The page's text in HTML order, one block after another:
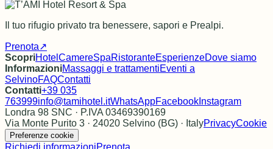
Il tuo rifugio privato tra benessere, sapori e Prealpi.
Prenota↗
ScopriHotel CamereSpaRistoranteEsperienzeDove siamo
InformazioniMassaggi e trattamentiEventi a
SelvinoFAQContatti
Contatti+39 035
763999info@tamihotel.itWhatsAppFacebook Instagram
Londra 98 SNC · P.IVA 03469390169
Via Monte Purito 3 · 24020 Selvino (BG) · ItalyPrivacyCookie
Preferenze cookie